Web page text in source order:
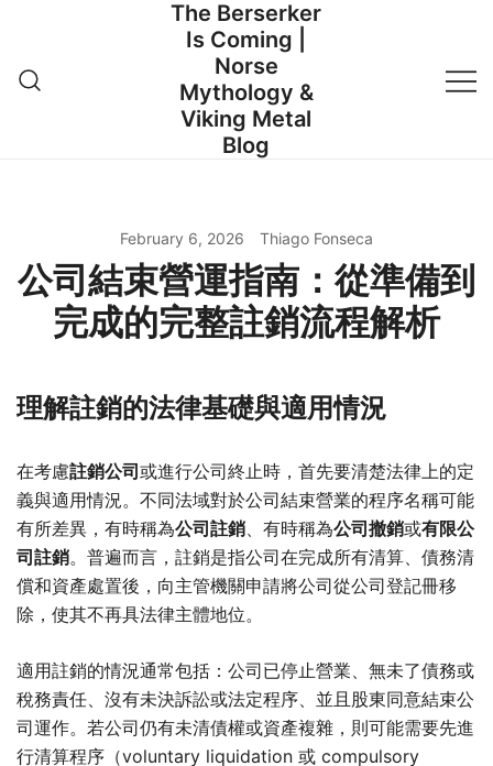
content
The Berserker
Is Coming |
Norse
Mythology &
Viking Metal
Blog
February 6, 2026 Thiago Fonseca
公司結束營運指南：從準備到
完成的完整註銷流程解析
理解註銷的法律基礎與適用情況
在考慮註銷公司 或進行公司終止時，首先要清楚法律上的定
義與適用情況。不同法域對於公司結束營業的程序名稱可能
有所差異，有時稱為公司註銷、有時稱為公司撤銷或有限公
司註銷。普遍而言，註銷是指公司在完成所有清算、債務清
償和資產處置後，向主管機關申請將公司從公司登記冊移
除，使其不再具法律主體地位。
適用註銷的情況通常包括：公司已停止營業、無未了債務或
稅務責任、沒有未決訴訟或法定程序、並且股東同意結束公
司運作。若公司仍有未清債權或資產複雜，則可能需要先進
行清算程序（voluntary liquidation 或 compulsory